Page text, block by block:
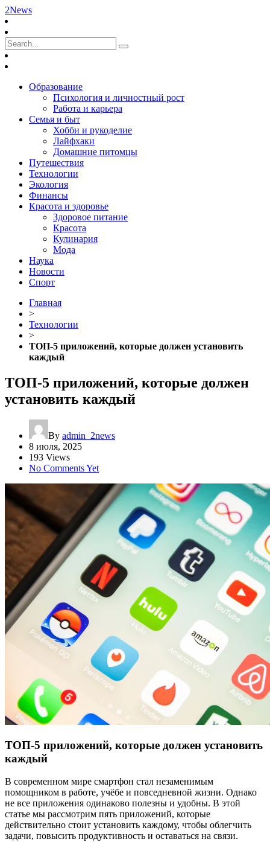
2News
Образование
Психология и личностный рост
Работа и карьера
Семья и быт
Хобби и рукоделие
Лайфхаки
Домашние питомцы
Путешествия
Технологии
Экология
Финансы
Красота и здоровье
Здоровое питание
Красота
Кулинария
Мода
Наука
Новости
Спорт
Главная
>
Технологии
>
ТОП-5 приложений, которые должен установить
каждый
ТОП-5 приложений, которые должен
установить каждый
By admin_2news
8 июля, 2025
193 Views
No Comments Yet
ТОП-5 приложений, которые должен установить
каждый
В современном мире смартфон стал незаменимым
помощником в работе, учёбе и повседневной жизни. Однако
не все приложения одинаково полезны и удобны. В этой
статье мы рассмотрим пять приложений, которые
действительно стоит установить каждому, чтобы облегчить
задачи, повысить продуктивность и оставаться на связи.